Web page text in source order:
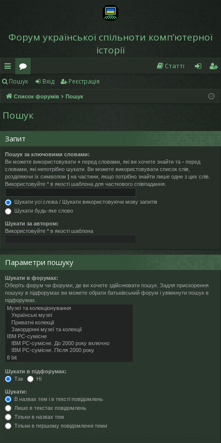
Форум української спільноти компʼютерної
історії
в
и
дк
и
й
д
ос
ту
п
о
ру
м
и
Статті
ст
а
ці
Пошук Вхід Реєстрація
Список форумів Пошук
Пошук
Запит
Пошук за ключовими словами:
Ви можете використовувати + перед словами, які ви хочете знайти та - перед
словами, які непотрібно шукати. Ви можете використовувати список слів,
розділяючи їх символом
на частини, якщо потрібно знайти лише одне з цих слів.
Використовуйте * в якості шаблона для часткового співпадання.
Шукати усі слова / Шукати використовуючи мову запитів
Шукати будь-яке слово
Шукати за автором:
Використовуйте * в якості шаблона
Параметри пошуку
Шукати в форумах:
Оберіть форум чи форуми, де ви хочете здійснювати пошук. Задля прискорення
пошуку в підфорумах ви можете обрати батьківський форум і увімкнути пошук в
підфорумах.
Шукати в підфорумах:
Так
Ні
Шукати:
В назвах тем і в тексті повідомлень
Лише в текстах повідомлень
Тільки в назвах тем
Тільки в першому повідомленні теми